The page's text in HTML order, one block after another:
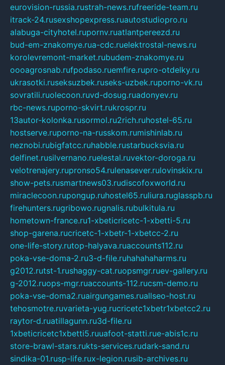
eurovision-russia.rustrah-news.rufreeride-team.ru
itrack-24.rusexshopexpress.ruautostudiopro.ru
alabuga-cityhotel.rupornv.ruatlantpereezd.ru
bud-em-znakomye.rua-cdc.ruelektrostal-news.ru
korolevremont-market.rubudem-znakomye.ru
oooagrosnab.rufpodaso.ruemfire.rupro-otdelky.ru
ukrasotki.ruseksuzbek.ruseks-uzbek.ruporno-vk.ru
sovratili.ruolecoon.ruvd-dosug.ruadonyev.ru
rbc-news.ruporno-skvirt.rukrospr.ru
13autor-kolonka.rusormol.ru2rich.ruhostel-65.ru
hostserve.ruporno-na-russkom.rumishinlab.ru
neznobi.rubigfatcc.ruhabble.rustarbucksvia.ru
delfinet.rusilvernano.ruelestal.ruvektor-doroga.ru
velotrenajery.rupronso54.rulenasever.rulovinskix.ru
show-pets.rusmartnews03.rudiscofoxworld.ru
miraclecoon.rupongup.ruhostel65.ruliura.ruglasspb.ru
firehunters.rugribowo.rugnalis.rubulkitula.ru
hometown-france.ru1-xbeticricetc-1-xbetti-5.ru
shop-garena.rucricetc-1-xbetr-1-xbetcc-2.ru
one-life-story.rutop-halyava.ruaccounts112.ru
poka-vse-doma-2.ru3-d-file.ruhahahaharms.ru
g2012.rutst-1.rushaggy-cat.ruopsmgr.ruev-gallery.ru
g-2012.ruops-mgr.ruaccounts-112.rucsm-demo.ru
poka-vse-doma2.ruairgungames.ruallseo-host.ru
tehosmotre.ruvarieta-yug.rucricetc1xbetr1xbetcc2.ru
raytor-d.ruatillagunn.ru3d-file.ru
1xbeticricetc1xbetti5.ruuafoot-statti.rue-abis1c.ru
store-brawl-stars.rukts-services.rudark-sand.ru
sindika-01.rusp-life.rux-legion.rusib-archives.ru